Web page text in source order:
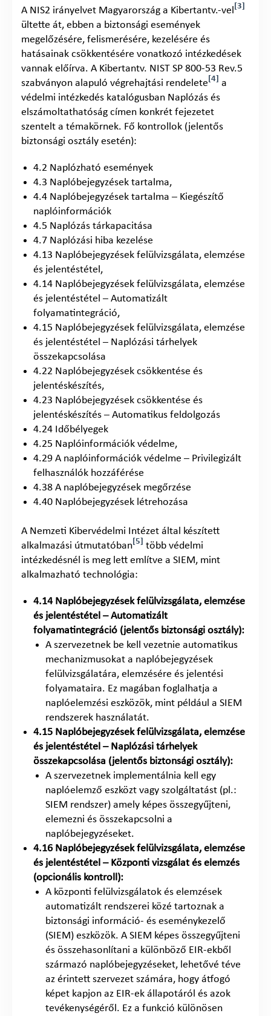
A NIS2 irányelvet Magyarország a Kibertantv.-vel [3]
ültette át, ebben a biztonsági események
megelőzésére, felismerésére, kezelésére és
hatásainak csökkentésére vonatkozó intézkedések
vannak előírva. A Kibertantv. NIST SP 800-53 Rev.5
szabványon alapuló végrehajtási rendelete [4] a
védelmi intézkedés katalógusban Naplózás és
elszámoltathatóság címen konkrét fejezetet
szentelt a témakörnek. Fő kontrollok (jelentős
biztonsági osztály esetén):
4.2 Naplózható események
4.3 Naplóbejegyzések tartalma,
4.4 Naplóbejegyzések tartalma – Kiegészítő
naplóinformációk
4.5 Naplózás tárkapacitása
4.7 Naplózási hiba kezelése
4.13 Naplóbejegyzések felülvizsgálata, elemzése
és jelentéstétel,
4.14 Naplóbejegyzések felülvizsgálata, elemzése
és jelentéstétel – Automatizált
folyamatintegráció,
4.15 Naplóbejegyzések felülvizsgálata, elemzése
és jelentéstétel – Naplózási tárhelyek
összekapcsolása
4.22 Naplóbejegyzések csökkentése és
jelentéskészítés,
4.23 Naplóbejegyzések csökkentése és
jelentéskészítés – Automatikus feldolgozás
4.24 Időbélyegek
4.25 Naplóinformációk védelme,
4.29 A naplóinformációk védelme – Privilegizált
felhasználók hozzáférése
4.38 A naplóbejegyzések megőrzése
4.40 Naplóbejegyzések létrehozása
A Nemzeti Kibervédelmi Intézet által készített
alkalmazási útmutatóban [5]
több védelmi
intézkedésnél is meg lett említve a SIEM, mint
alkalmazható technológia:
4.14 Naplóbejegyzések felülvizsgálata, elemzése
és jelentéstétel – Automatizált
folyamatintegráció (jelentős biztonsági osztály):
A szervezetnek be kell vezetnie automatikus
mechanizmusokat a naplóbejegyzések
felülvizsgálatára, elemzésére és jelentési
folyamataira. Ez magában foglalhatja a
naplóelemzési eszközök, mint például a SIEM
rendszerek használatát.
4.15 Naplóbejegyzések felülvizsgálata, elemzése
és jelentéstétel – Naplózási tárhelyek
összekapcsolása (jelentős biztonsági osztály):
A szervezetnek implementálnia kell egy
naplóelemző eszközt vagy szolgáltatást (pl.:
SIEM rendszer) amely képes összegyűjteni,
elemezni és összekapcsolni a
naplóbejegyzéseket.
4.16 Naplóbejegyzések felülvizsgálata, elemzése
és jelentéstétel – Központi vizsgálat és elemzés
(opcionális kontroll):
A központi felülvizsgálatok és elemzések
automatizált rendszerei közé tartoznak a
biztonsági információ- és eseménykezelő
(SIEM) eszközök. A SIEM képes összegyűjteni
és összehasonlítani a különböző EIR-ekből
származó naplóbejegyzéseket, lehetővé téve
az érintett szervezet számára, hogy átfogó
képet kapjon az EIR-ek állapotáról és azok
tevékenységéről. Ez a funkció különösen